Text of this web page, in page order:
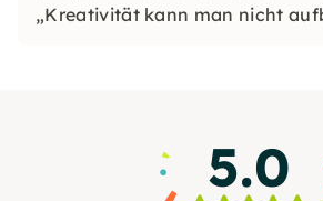
„Kreativität kann man nicht
5.0